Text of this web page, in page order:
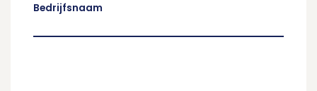
Bedrijfsnaam